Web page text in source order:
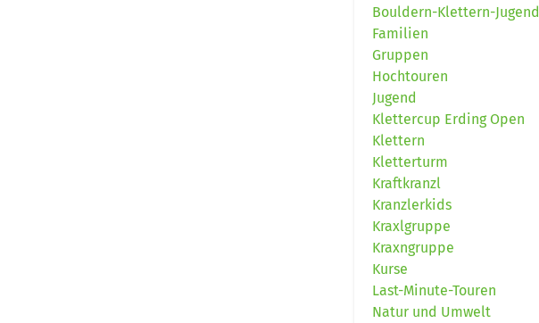
Bouldern-Klettern-Jugend
Familien
Gruppen
Hochtouren
Jugend
Klettercup Erding Open
Klettern
Kletterturm
Kraftkranzl
Kranzlerkids
Kraxlgruppe
Kraxngruppe
Kurse
Last-Minute-Touren
Natur und Umwelt